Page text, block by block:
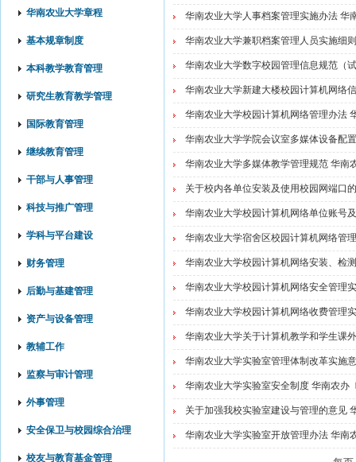
华南农业大学章程
基本规章制度
本科教学教育管理
研究生教育教学管理
国际教育管理
继续教育管理
干部与人事管理
科技与推广管理
学科与平台建设
财务管理
后勤与基建管理
资产与设备管理
教辅工作
监察与审计管理
外事管理
安全保卫与校园综合治理
校友与教育基金管理
华南农业大学人事档案管理实施办法 华
华南农业大学兼职档案管理人员实施细
华南农业大学数字校园管理信息规范（
华南农业大学新建大楼校园计算机网络
华南农业大学校园计算机网络管理办法
华南农业大学学院会议室多媒体设备配
华南农业大学多媒体教学管理规范 华南
关于校内各单位安装及使用校园网端口
华南农业大学校园计算机网络单位账号
华南农业大学宿舍区校园计算机网络管
华南农业大学校园计算机网络安装、检
华南农业大学校园计算机网络安全管理
华南农业大学校园计算机网络收费管理
华南农业大学关于计算机教学和学生课
华南农业大学实验室管理体制改革实施
华南农业大学实验室安全制度 华南农办
关于加强我校实验室建设与管理的意见
华南农业大学实验室开放管理办法 华南